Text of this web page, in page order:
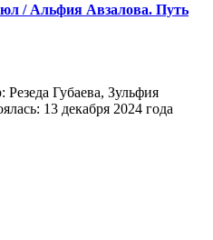
/ Альфия Авзалова. Путь
Губаева, Зульфия
13 декабря 2024 года